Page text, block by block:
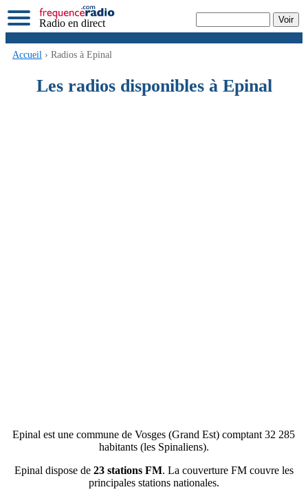
Radio en direct
Accueil › Radios à Epinal
Les radios disponibles à Epinal
Epinal est une commune de Vosges (Grand Est) comptant 32 285
habitants (les Spinaliens).
Epinal dispose de 23 stations FM. La couverture FM couvre les
principales stations nationales.